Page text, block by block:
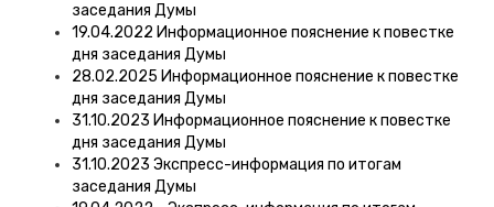
заседания Думы
19.04.2022 Информационное пояснение к повестке
дня заседания Думы
28.02.2025 Информационное пояснение к повестке
дня заседания Думы
31.10.2023 Информационное пояснение к повестке
дня заседания Думы
31.10.2023 Экспресс-информация по итогам
заседания Думы